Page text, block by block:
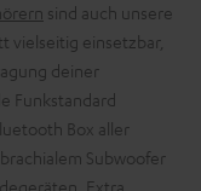
sind auch unsere
vielseitig einsetzbar,
deiner
Funkstandard
Box aller
Subwoofer
Extra